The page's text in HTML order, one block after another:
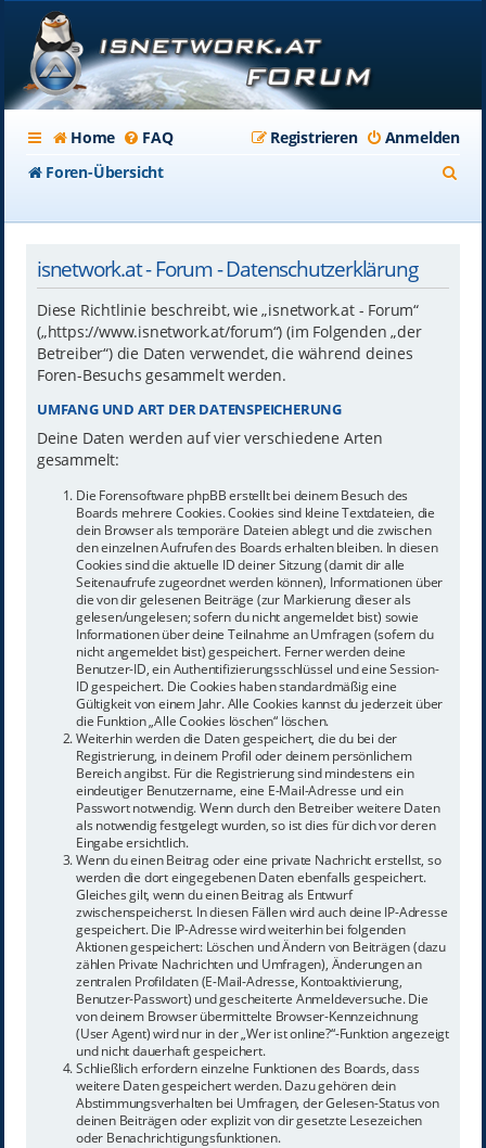
Home FAQ Anmelden
Registrieren
Foren-Übersicht
isnetwork.at - Forum - Datenschutzerklärung
Diese Richtlinie beschreibt, wie „isnetwork.at - Forum“
(„https://www.isnetwork.at/forum“) (im Folgenden „der
Betreiber“) die Daten verwendet, die während deines
Foren-Besuchs gesammelt werden.
UMFANG UND ART DER DATENSPEICHERUNG
Deine Daten werden auf vier verschiedene Arten
gesammelt:
Die Forensoftware phpBB erstellt bei deinem Besuch des
Boards mehrere Cookies. Cookies sind kleine Textdateien, die
dein Browser als temporäre Dateien ablegt und die zwischen
den einzelnen Aufrufen des Boards erhalten bleiben. In diesen
Cookies sind die aktuelle ID deiner Sitzung (damit dir alle
Seitenaufrufe zugeordnet werden können), Informationen über
die von dir gelesenen Beiträge (zur Markierung dieser als
gelesen/ungelesen; sofern du nicht angemeldet bist) sowie
Informationen über deine Teilnahme an Umfragen (sofern du
nicht angemeldet bist) gespeichert. Ferner werden deine
Benutzer-ID, ein Authentifizierungsschlüssel und eine Session-
ID gespeichert. Die Cookies haben standardmäßig eine
Gültigkeit von einem Jahr. Alle Cookies kannst du jederzeit über
die Funktion „Alle Cookies löschen“ löschen.
Weiterhin werden die Daten gespeichert, die du bei der
Registrierung, in deinem Profil oder deinem persönlichem
Bereich angibst. Für die Registrierung sind mindestens ein
eindeutiger Benutzername, eine E-Mail-Adresse und ein
Passwort notwendig. Wenn durch den Betreiber weitere Daten
als notwendig festgelegt wurden, so ist dies für dich vor deren
Eingabe ersichtlich.
Wenn du einen Beitrag oder eine private Nachricht erstellst, so
werden die dort eingegebenen Daten ebenfalls gespeichert.
Gleiches gilt, wenn du einen Beitrag als Entwurf
zwischenspeicherst. In diesen Fällen wird auch deine IP-Adresse
gespeichert. Die IP-Adresse wird weiterhin bei folgenden
Aktionen gespeichert: Löschen und Ändern von Beiträgen (dazu
zählen Private Nachrichten und Umfragen), Änderungen an
zentralen Profildaten (E-Mail-Adresse, Kontoaktivierung,
Benutzer-Passwort) und gescheiterte Anmeldeversuche. Die
von deinem Browser übermittelte Browser-Kennzeichnung
(User Agent) wird nur in der „Wer ist online?“-Funktion angezeigt
und nicht dauerhaft gespeichert.
Schließlich erfordern einzelne Funktionen des Boards, dass
weitere Daten gespeichert werden. Dazu gehören dein
Abstimmungsverhalten bei Umfragen, der Gelesen-Status von
deinen Beiträgen oder explizit von dir gesetzte Lesezeichen
oder Benachrichtigungsfunktionen.